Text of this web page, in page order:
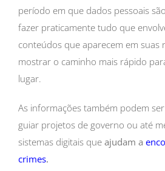
período em que dados pessoais
fazer praticamente tudo que
conteúdos que aparecem em suas
mostrar o caminho mais rápido
lugar.
As informações também podem
guiar projetos de governo ou até
sistemas digitais que ajudam a
crimes.